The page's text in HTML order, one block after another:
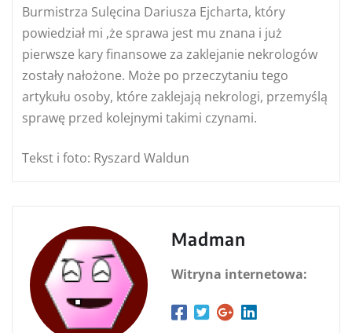
Burmistrza Sulęcina Dariusza Ejcharta, który
powiedział mi ,że sprawa jest mu znana i już
pierwsze kary finansowe za zaklejanie nekrologów
zostały nałożone. Może po przeczytaniu tego
artykułu osoby, które zaklejają nekrologi, przemyślą
sprawę przed kolejnymi takimi czynami.
Tekst i foto: Ryszard Waldun
Madman
Witryna internetowa: